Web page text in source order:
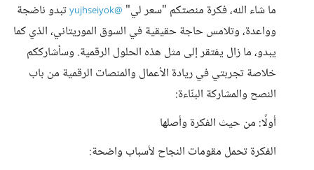
ما شاء الله، فكرة منصتكم "سعر لي" @yujhseiyok
تبدو ناضجة
وواعدة، وتلامس حاجة حقيقية في السوق الموريتاني، الذي كما
يبدو، ما زال يفتقر إلى مثل هذه الحلول الرقمية. وسأشارككم
خلاصة تجربتي في ريادة الأعمال والمنصات الرقمية من باب
النصح والمشاركة البنّاءة:
أولًا: من حيث الفكرة وأصلها
الفكرة تحمل مقومات النجاح لأسباب واضحة: